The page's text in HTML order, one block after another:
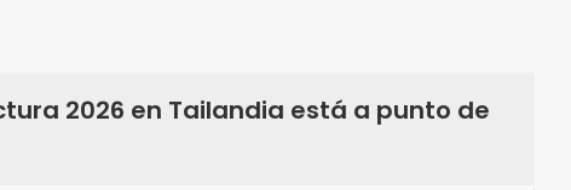
2026 en Tailandia está a punto de